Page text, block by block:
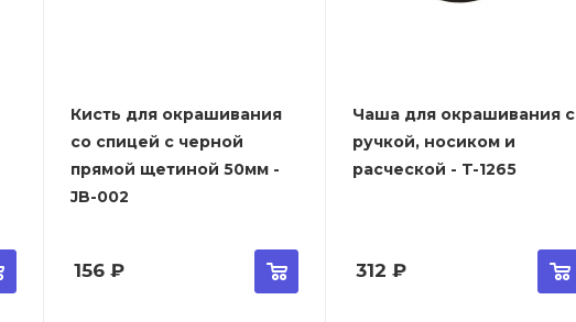
Кисть для окрашивания
со спицей с черной
прямой щетиной 50мм -
JB-002
156₽
Чаша для окрашивания с
ручкой, носиком и
расческой - T-1265
312 ₽